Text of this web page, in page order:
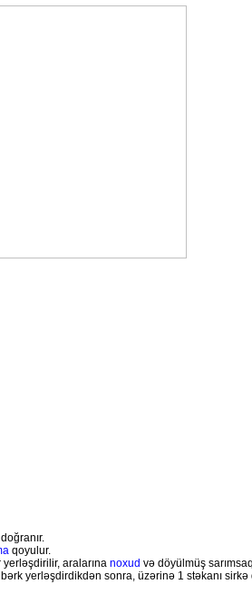
qoyulur.
aralarına noxud və döyülmüş
yerləşdirdikdən sonra, üzərinə 1 stəkanı sirkə